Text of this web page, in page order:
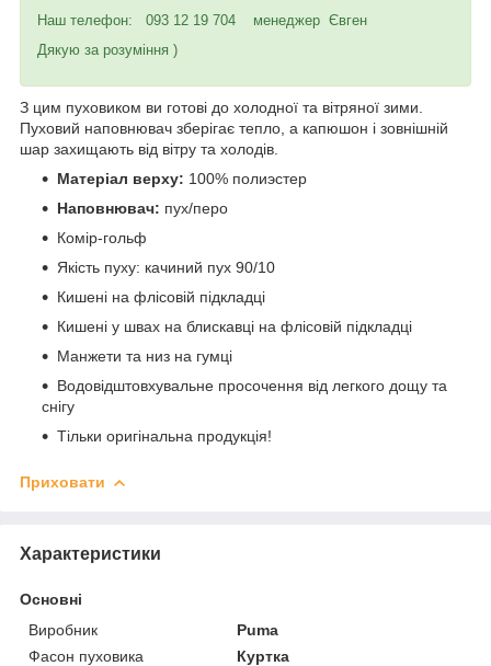
Наш телефон: 093 12 19 704 менеджер Євген
Дякую за розуміння )
З цим пуховиком ви готові до холодної та вітряної зими.
Пуховий наповнювач зберігає тепло, а капюшон і зовнішній
шар захищають від вітру та холодів.
Матеріал верху: 100% полиэстер
Наповнювач: пух/перо
Комір-гольф
Якість пуху: качиний пух 90/10
Кишені на флісовій підкладці
Кишені у швах на блискавці на флісовій підкладці
Манжети та низ на гумці
Водовідштовхувальне просочення від легкого дощу та
снігу
Тільки оригінальна продукція!
Приховати
Характеристики
Основні
Виробник
Puma
Фасон пуховика
Куртка